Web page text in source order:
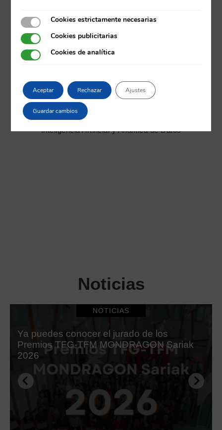
DAVID LÓPEZ VICENTE
Inteligencia Artificial y Analítica de Datos
Noticias
NOTICIAS
Ya puedes conocer el jurado de los
Premios TFG-TFM MONDRAGON Sariak
2026
Cookies estrictamente necesarias
Cookies estrictamente necesarias
Cookies publicitarias
Cookies publicitarias
Cookies de analítica
Cookies de analítica
Aceptar Rechazar Ajustes
Guardar cambios